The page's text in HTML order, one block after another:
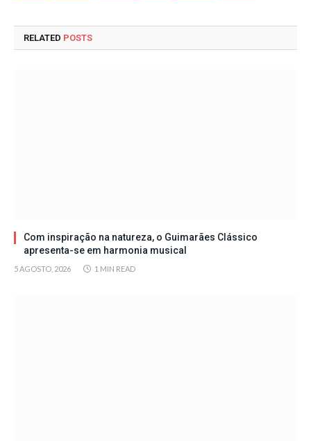
RELATED POSTS
Com inspiração na natureza, o Guimarães Clássico
apresenta-se em harmonia musical
5 AGOSTO, 2026 1 MIN READ